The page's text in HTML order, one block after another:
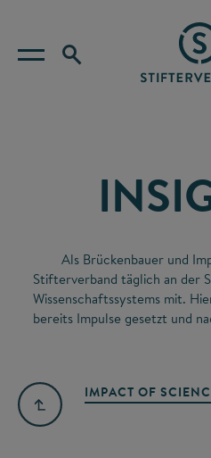
Als Brückenbauer und
Stifterverband täglich an der
Wissenschaftssystems mit.
bereits Impulse gesetzt und
IMPACT OF